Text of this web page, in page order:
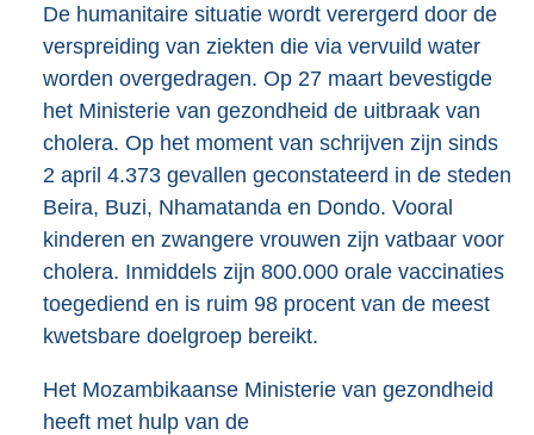
De humanitaire situatie wordt verergerd door de
verspreiding van ziekten die via vervuild water
worden overgedragen. Op 27 maart bevestigde
het Ministerie van gezondheid de uitbraak van
cholera. Op het moment van schrijven zijn sinds
2 april 4.373 gevallen geconstateerd in de steden
Beira, Buzi, Nhamatanda en Dondo. Vooral
kinderen en zwangere vrouwen zijn vatbaar voor
cholera. Inmiddels zijn 800.000 orale vaccinaties
toegediend en is ruim 98 procent van de meest
kwetsbare doelgroep bereikt.
Het Mozambikaanse Ministerie van gezondheid
heeft met hulp van de